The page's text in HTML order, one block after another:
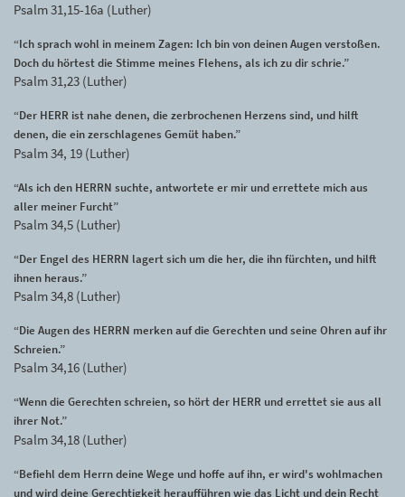
Psalm 31,15-16a (Luther)
“Ich sprach wohl in meinem Zagen: Ich bin von deinen Augen verstoßen.
Doch du hörtest die Stimme meines Flehens, als ich zu dir schrie.”
Psalm 31,23 (Luther)
“Der HERR ist nahe denen, die zerbrochenen Herzens sind, und hilft
denen, die ein zerschlagenes Gemüt haben.”
Psalm 34, 19 (Luther)
“Als ich den HERRN suchte, antwortete er mir und errettete mich aus
aller meiner Furcht”
Psalm 34,5 (Luther)
“Der Engel des HERRN lagert sich um die her, die ihn fürchten, und hilft
ihnen heraus.”
Psalm 34,8 (Luther)
“Die Augen des HERRN merken auf die Gerechten und seine Ohren auf ihr
Schreien.”
Psalm 34,16 (Luther)
“Wenn die Gerechten schreien, so hört der HERR und errettet sie aus all
ihrer Not.”
Psalm 34,18 (Luther)
“Befiehl dem Herrn deine Wege und hoffe auf ihn, er wird's wohlmachen
und wird deine Gerechtigkeit heraufführen wie das Licht und dein Recht